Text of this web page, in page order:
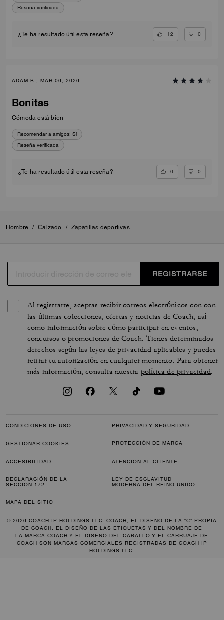
Reseña verificada
¿Te ha resultado útil esta reseña? 12 0
ADAM B., MAR 06, 2026
Bonitas
Cómoda está bien
Recomendar a amigos: Sí
Reseña verificada
¿Te ha resultado útil esta reseña? 0 0
Hombre / Calzado / Zapatillas deportivas
REGISTRARSE
Al registrarte, aceptas recibir correos electrónicos con con
las últimas colecciones, ofertas y noticias de Coach, así
como información sobre cómo participar en eventos,
concursos o promociones de Coach. Tienes determinados
derechos según las leyes de privacidad aplicables y puedes
retirar tu autorización en cualquier momento. Para obtener
más información, consulta nuestra política de privacidad.
CONDICIONES DE USO PRIVACIDAD Y SEGURIDAD
GESTIONAR COOKIES PROTECCIÓN DE MARCA
ACCESIBILIDAD ATENCIÓN AL CLIENTE
DECLARACIÓN DE LA
SECCIÓN 172
LEY DE ESCLAVITUD
MODERNA DEL REINO UNIDO
MAPA DEL SITIO
© 2026 COACH IP HOLDINGS LLC. COACH, EL DISEÑO DE LA “C” PROPIA
DE COACH, EL DISEÑO DE LAS ETIQUETAS Y DEL NOMBRE DE
LA MARCA COACH Y EL DISEÑO DEL CABALLO Y EL CARRUAJE DE
COACH SON MARCAS COMERCIALES REGISTRADAS DE COACH IP
HOLDINGS LLC.